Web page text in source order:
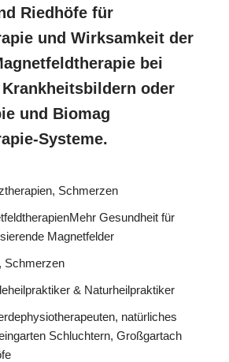
Riedhöfe für
und Wirksamkeit der
bei
oder
und Biomag
Systeme.
Schmerzen
Gesundheit für
Magnetfelder
Schmerzen
& Naturheilpraktiker
natürliches
Schluchtern, Großgartach